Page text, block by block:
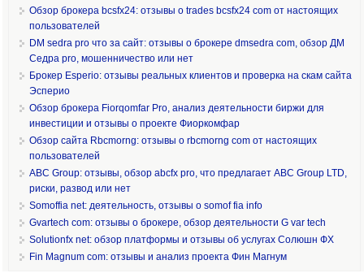
Обзор брокера bcsfx24: отзывы о trades bcsfx24 com от настоящих
пользователей
DM sedra pro что за сайт: отзывы о брокере dmsedra com, обзор ДМ
Седра pro, мошенничество или нет
Брокер Esperio: отзывы реальных клиентов и проверка на скам сайта
Эсперио
Обзор брокера Fiorqomfar Pro, анализ деятельности биржи для
инвестиции и отзывы о проекте Фиоркомфар
Обзор сайта Rbcmorng: отзывы о rbcmorng com от настоящих
пользователей
ABC Group: отзывы, обзор abcfx pro, что предлагает ABC Group LTD,
риски, развод или нет
Somoffia net: деятельность, отзывы о somof fia info
Gvartech com: отзывы о брокере, обзор деятельности G var tech
Solutionfx net: обзор платформы и отзывы об услугах Солюшн ФХ
Fin Magnum com: отзывы и анализ проекта Фин Магнум